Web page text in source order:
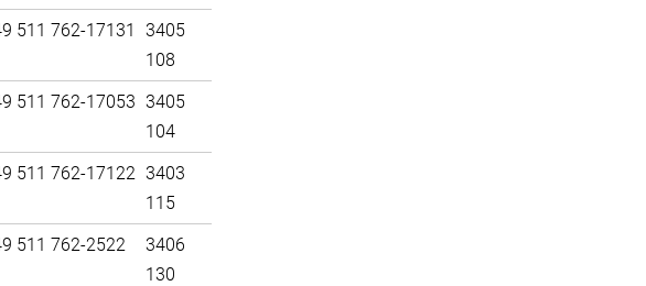
511 762-17131
3405
108
511 762-17053 3405
104
511 762-17122 3403
115
511 762-2522
3406
130